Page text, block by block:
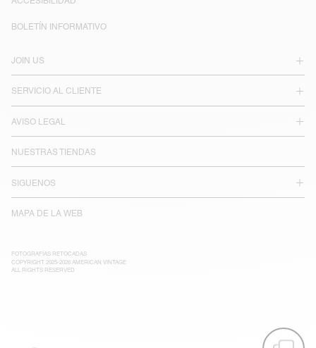
JOIN US
SERVICIO AL CLIENTE
AVISO LEGAL
NUESTRAS TIENDAS
SIGUENOS
MAPA DE LA WEB
BOLETÍN INFORMATIVO
FOTOGRAFÍAS RETOCADAS
COPYRIGHT 2025-2026 AMERICAN VINTAGE
ALL RIGHTS RESERVED